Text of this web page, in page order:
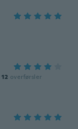
12 overførsler